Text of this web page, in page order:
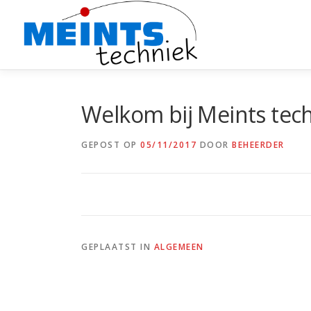
Welkom bij Meints
GEPOST OP 05/11/2017 DOOR BEHEERDER
GEPLAATST IN ALGEMEEN